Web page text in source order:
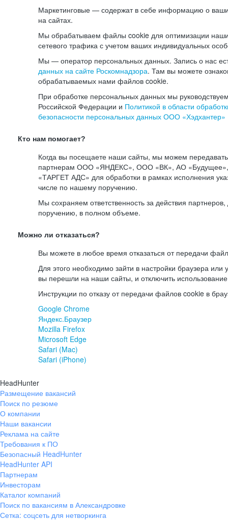
Маркетинговые — содержат в себе информацию о
на сайтах.
Мы обрабатываем файлы cookie для оптимизации
сетевого трафика с учетом ваших индивидуальных
Мы — оператор персональных данных. Запись о нас
данных на сайте Роскомнадзора. Там вы можете
обрабатываемых нами файлов cookie.
При обработке персональных данных мы
Российской Федерации и Политикой в области
безопасности персональных данных ООО «Хэдхантер»
Кто нам помогает?
Когда вы посещаете наши сайты, мы можем
партнерам ООО «ЯНДЕКС», ООО «ВК», АО
«ТАРГЕТ АДС» для обработки в рамках исполнения
числе по нашему поручению.
Мы сохраняем ответственность за действия
поручению, в полном объеме.
Можно ли отказаться?
Вы можете в любое время отказаться от передачи
Для этого необходимо зайти в настройки браузера или
вы перешли на наши сайты, и отключить
Инструкции по отказу от передачи файлов cookie в
Google Chrome
Яндекс.Браузер
Mozilla Firefox
Microsoft Edge
Safari (Mac)
Safari (iPhone)
HeadHunter
Размещение вакансий
Поиск по резюме
О компании
Наши вакансии
Реклама на сайте
Требования к ПО
Безопасный HeadHunter
HeadHunter API
Партнерам
Инвесторам
Каталог компаний
Поиск по вакансиям в Александровке
Сетка: соцсеть для нетворкинга